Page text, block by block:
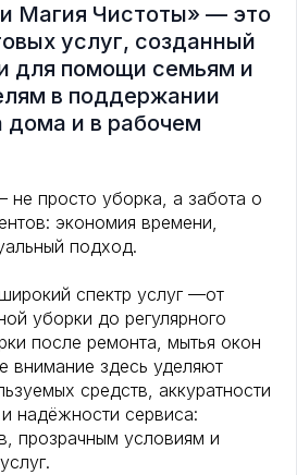
Магия Чистоты» — это
услуг, созданный
для помощи семьям и
в поддержании
дома и в рабочем
просто уборка, а забота о
экономия времени,
подход.
спектр услуг —от
уборки до регулярного
после ремонта, мытья окон
внимание здесь уделяют
средств, аккуратности
надёжности сервиса:
прозрачным условиям и